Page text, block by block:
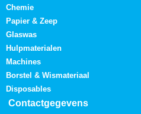
Chemie
Papier & Zeep
Glaswas
Hulpmaterialen
Machines
Borstel & Wismateriaal
Disposables
Contactgegevens